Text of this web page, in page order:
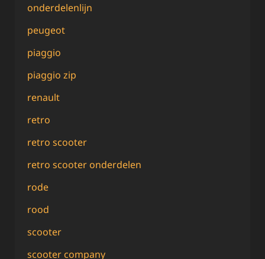
onderdelenlijn
peugeot
piaggio
piaggio zip
renault
retro
retro scooter
retro scooter onderdelen
rode
rood
scooter
scooter company